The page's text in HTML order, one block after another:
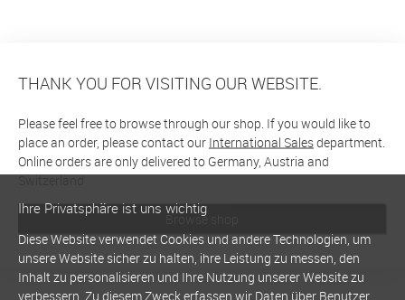
THANK YOU FOR VISITING OUR WEBSITE.
Please feel free to browse through our shop. If you would like to
place an order, please contact our International Salesdepartment.
Online orders are only delivered to Germany, Austria and
Switzerland
Browse shop
Ihre Privatsphäre ist uns wichtig
Diese Website verwendet Cookies und andere Technologien, um
unsere Website sicher zu halten, ihre Leistung zu messen, den
Inhalt zu personalisieren und Ihre Nutzung unserer Website zu
verbessern. Zu diesem Zweck erfassen wir Daten über Benutzer